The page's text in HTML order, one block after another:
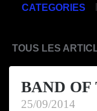
CATEGORIES |
TOUS LES
BAND OF
25/09/2014